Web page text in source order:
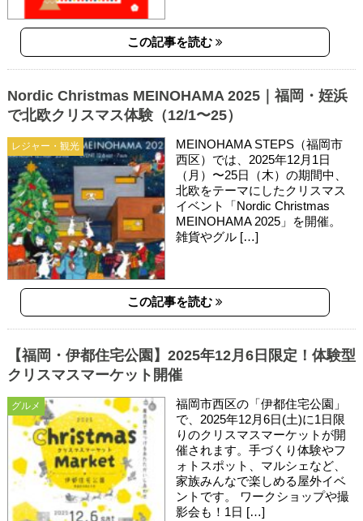
この記事を読む
レジャー・観光
Nordic Christmas MEINOHAMA 2025｜福岡・姪浜
で北欧クリスマス体験（12/1〜25）
MEINOHAMA STEPS（福岡市
西区）では、2025年12月1日
（月）〜25日（木）の期間中、
北欧をテーマにしたクリスマス
イベント「Nordic Christmas
MEINOHAMA 2025」を開催。
雑貨やグル […]
この記事を読む
グルメ
【福岡・伊都住宅公園】2025年12月6日限定！体験型
クリスマスマーケット開催
福岡市西区の「伊都住宅公園」
で、2025年12月6日(土)に1日限
りのクリスマスマーケットが開
催されます。手づくり体験やフ
ォトスポット、マルシェなど、
家族みんなで楽しめる屋外イベ
ントです。 ワークショップや撮
影会も！1日 […]